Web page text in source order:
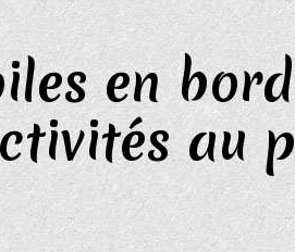
en
au